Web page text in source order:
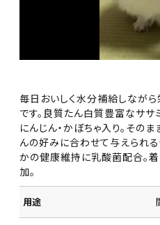
毎日おいしく水分補給しなが
です。良質たん白質豊富なサ
にんじん・かぼちゃ入り。その
んの好みに合わせて与えられる
かの健康維持に乳酸菌配合。
加。
用途